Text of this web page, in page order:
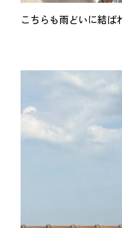
こちらも雨どいに結ば